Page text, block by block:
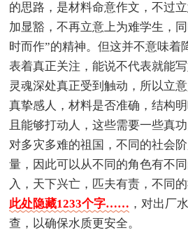
的思路，是材料命意作文，不过
加显豁，不再立意上为难学生，
时而作”的精神。但这并不意味着
表着真正关注，能说不代表就能
灵魂深处真正受到触动，所以立
真挚感人，材料是否准确，结构
且能够打动人，这些需要一些真
对多灾多难的祖国，不同的社会
量，因此可以从不同的角色有不
入，天下兴亡，匹夫有责，不同
此处隐藏1233个字…… ，对出厂
查，以确保水质更安全。